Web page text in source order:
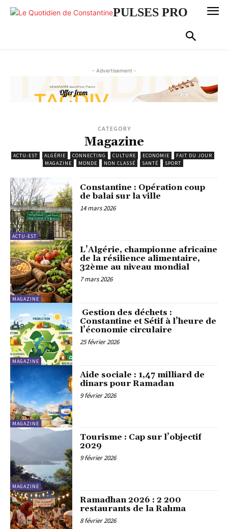
PULSES PRO
- Advertisement -
CATEGORY
Magazine
ACTU-EST ALGÉRIE CONNECTING CULTURE ECONOMIE
FAIT DU JOUR
MAGAZINE
MONDE NON CLASSÉ SANTÉ SPORT
ACTU-EST
Constantine : Opération coup
de balai sur la ville
14 mars 2026
MAGAZINE
L’Algérie, championne africaine
de la résilience alimentaire,
32ème au niveau mondial
7 mars 2026
MAGAZINE
Gestion des déchets :
Constantine et Sétif à l’heure de
l’économie circulaire
25 février 2026
MAGAZINE
Aide sociale : 1,47 milliard de
dinars pour Ramadan
9 février 2026
MAGAZINE
Tourisme : Cap sur l’objectif
2029
9 février 2026
Ramadhan 2026 : 2 200
restaurants de la Rahma
8 février 2026